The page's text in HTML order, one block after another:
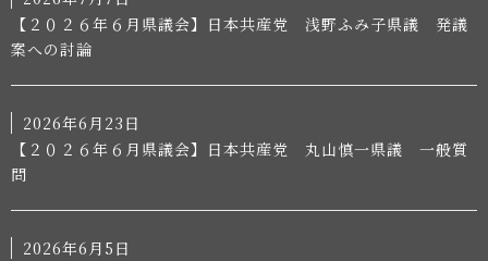
【２０２６年６月県議会】日本共産党 浅野ふみ子県議 発議
案への討論
2026年6月23日
【２０２６年６月県議会】日本共産党 丸山慎一県議 一般質
問
2026年6月5日